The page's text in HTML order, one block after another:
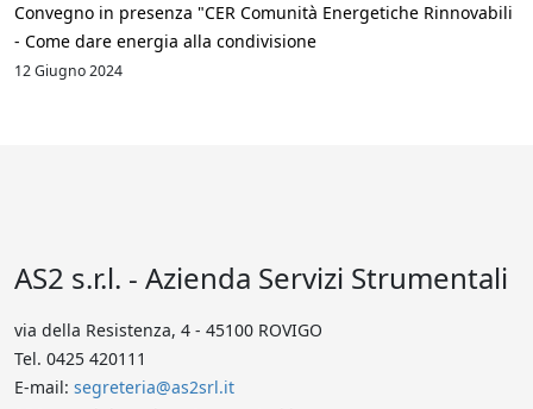
Convegno in presenza "CER Comunità Energetiche Rinnovabili
- Come dare energia alla condivisione
12 Giugno 2024
AS2 s.r.l. - Azienda Servizi Strumentali
via della Resistenza, 4 - 45100 ROVIGO
Tel. 0425 420111
E-mail: segreteria@as2srl.it